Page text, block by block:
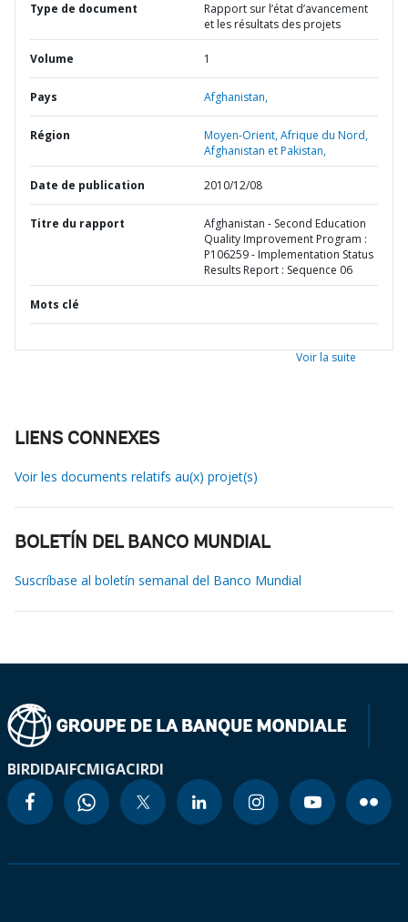
Type de document
Rapport sur l’état d’avancement
et les résultats des projets
Volume 1
Pays Afghanistan,
Région
Moyen-Orient, Afrique du Nord,
Afghanistan et Pakistan,
Date de publication 2010/12/08
Titre du rapport
Afghanistan - Second Education
Quality Improvement Program :
P106259 - Implementation Status
Results Report : Sequence 06
Mots clé
Voir la suite
LIENS CONNEXES
Voir les documents relatifs au(x) projet(s)
BOLETÍN DEL BANCO MUNDIAL
Suscríbase al boletín semanal del Banco Mundial
BIRDIDAIFCMIGACIRDI